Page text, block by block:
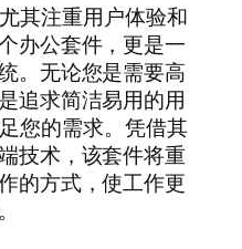
其注重用户体验和
办公套件，更是一
。无论您是需要高
追求简洁易用的用
您的需求。凭借其
技术，该套件将重
的方式，使工作更